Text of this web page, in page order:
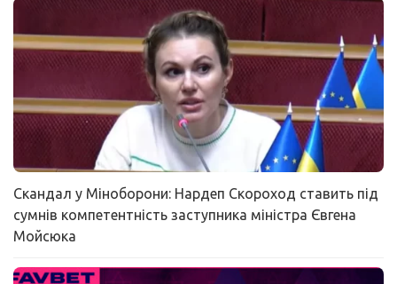
Скандал у Міноборони: Нардеп Скороход ставить під
сумнів компетентність заступника міністра Євгена
Мойсюка